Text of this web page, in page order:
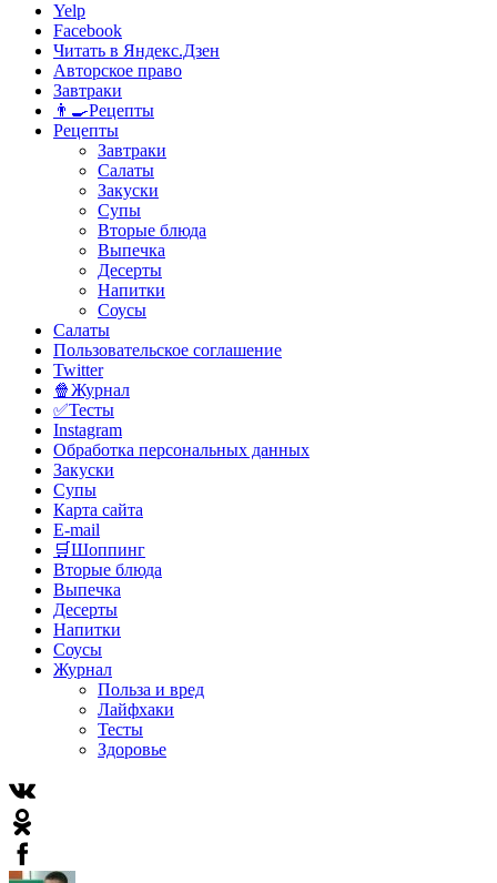
Yelp
Facebook
Читать в Яндекс.Дзен
Авторское право
Завтраки
👨‍🍳Рецепты
Рецепты
Завтраки
Салаты
Закуски
Супы
Вторые блюда
Выпечка
Десерты
Напитки
Соусы
Салаты
Пользовательское соглашение
Twitter
🍿Журнал
✅Тесты
Instagram
Обработка персональных данных
Закуски
Супы
Карта сайта
E-mail
🛒Шоппинг
Вторые блюда
Выпечка
Десерты
Напитки
Соусы
Журнал
Польза и вред
Лайфхаки
Тесты
Здоровье